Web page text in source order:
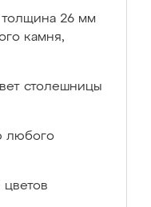
толщина 26 мм
камня,
столешницы
любого